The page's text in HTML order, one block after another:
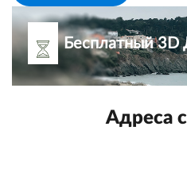
Бесплатный 3D
Адреса